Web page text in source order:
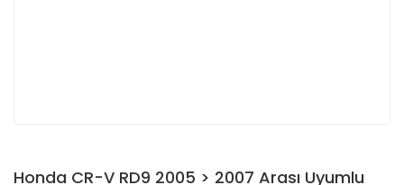
Honda CR-V RD9 2005 > 2007 Arası Uyumlu